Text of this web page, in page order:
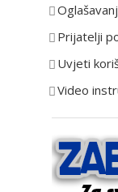
i
j Prijatelji
Uvjeti
Video